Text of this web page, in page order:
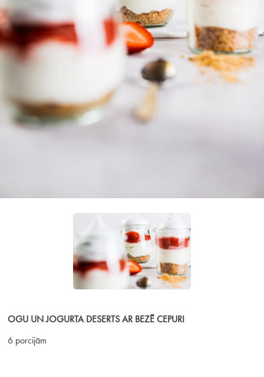
OGU UN JOGURTA DESERTS AR BEZĒ CEPURI
6 porcijām